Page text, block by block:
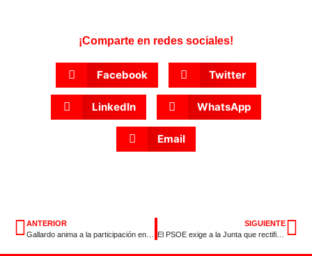
¡Comparte en redes sociales!
Facebook Twitter
LinkedIn WhatsApp
Email
ANTERIOR
SIGUIENTE